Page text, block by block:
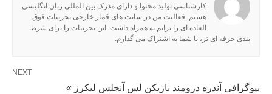
کارشناسی تولید محتوا و دارای مدرک بین المللی زبان انگلیسی
هستم. فعالیت من در سایت های قمار خارجی تجربیات فوق
العاده ای را برایم به همراه داشت. این تجربیات را برای شرط
بندی حرفه ای تر، با شما به اشتراک می گذارم.
NEXT
بیوگرافی آندره درومند بازیکن لس آنجلس لیکرز »